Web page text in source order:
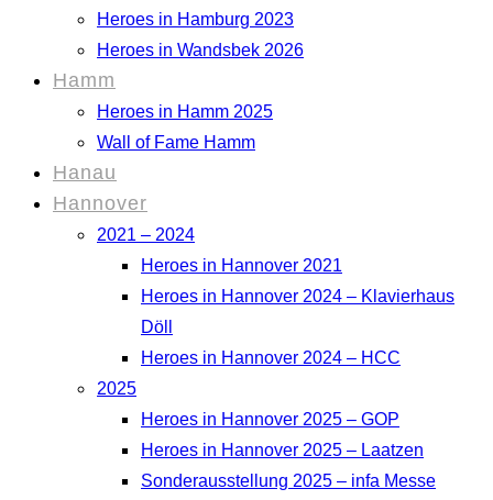
Heroes in Hamburg 2023
Heroes in Wandsbek 2026
Hamm
Heroes in Hamm 2025
Wall of Fame Hamm
Hanau
Hannover
2021 – 2024
Heroes in Hannover 2021
Heroes in Hannover 2024 – Klavierhaus
Döll
Heroes in Hannover 2024 – HCC
2025
Heroes in Hannover 2025 – GOP
Heroes in Hannover 2025 – Laatzen
Sonderausstellung 2025 – infa Messe